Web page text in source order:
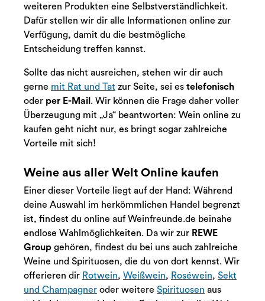
weiteren Produkten eine Selbstverständlichkeit.
Dafür stellen wir dir alle Informationen online zur
Verfügung, damit du die bestmögliche
Entscheidung treffen kannst.
Sollte das nicht ausreichen, stehen wir dir auch
gerne mit Rat und Tat zur Seite, sei es telefonisch
oder per E-Mail . Wir können die Frage daher voller
Überzeugung mit „Ja“ beantworten: Wein online zu
kaufen geht nicht nur, es bringt sogar zahlreiche
Vorteile mit sich!
Weine aus aller Welt Online kaufen
Einer dieser Vorteile liegt auf der Hand: Während
deine Auswahl im herkömmlichen Handel begrenzt
ist, findest du online auf Weinfreunde.de beinahe
endlose Wahlmöglichkeiten. Da wir zur REWE
Group gehören, findest du bei uns auch zahlreiche
Weine und Spirituosen, die du von dort kennst. Wir
offerieren dir Rotwein, Weißwein, Roséwein, Sekt
und Champagner oder weitere Spirituosen aus